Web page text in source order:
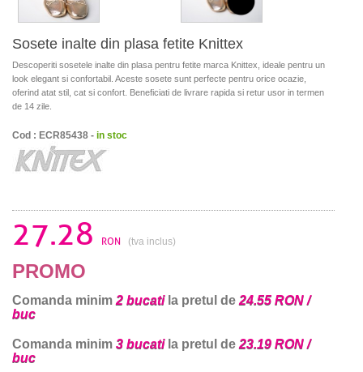
Sosete inalte din plasa fetite Knittex
Descoperiti sosetele inalte din plasa pentru fetite marca Knittex, ideale pentru un
look elegant si confortabil. Aceste sosete sunt perfecte pentru orice ocazie,
oferind atat stil, cat si confort. Beneficiati de livrare rapida si retur usor in termen
de 14 zile.
Cod : ECR85438 - in stoc
27.28 RON (tva inclus)
PROMO
Comanda minim 2 bucatila pretul de 24.55 RON /
buc
Comanda minim 3 bucatila pretul de 23.19 RON /
buc